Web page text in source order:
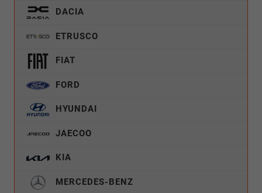
DACIA
ETRUSCO
FIAT
FORD
HYUNDAI
JAECOO
KIA
MERCEDES-BENZ